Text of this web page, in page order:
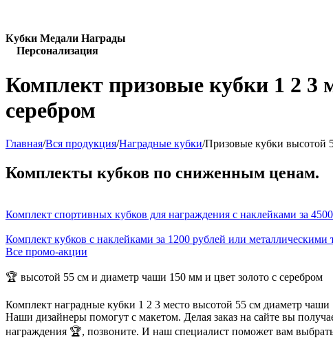
Кубки Медали Награды
Персонализация
Комплект призовые кубки 1 2 3
серебром
Главная/Вся продукция/Наградные кубки/Призовые кубки высотой
Комплекты кубков по сниженным ценам.
Комплект спортивных кубков для награждения с наклейками за
Комплект кубков с наклейками за 1200 рублей или металлическими
Все промо-акции
🏆 высотой 55 см и диаметр чаши 150 мм и цвет золото с серебром
Комплект наградные кубки 1 2 3 место высотой 55 см диаметр
Наши дизайнеры помогут с макетом. Делая заказ на сайте вы
награждения 🏆, позвоните. И наш специалист поможет вам